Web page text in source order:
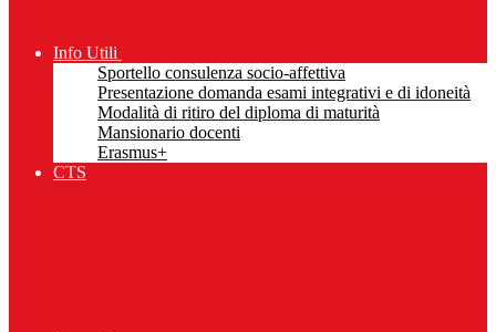
Info Utili
Sportello consulenza socio-affettiva
Presentazione domanda esami integrativi e di idoneità
Modalità di ritiro del diploma di maturità
Mansionario docenti
Erasmus+
CTS